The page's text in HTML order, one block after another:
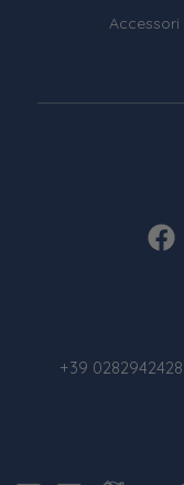
Accessori
+39 0282942428